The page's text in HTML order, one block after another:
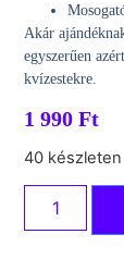
Akár
egyszerűen
kvízestekre.
1 990Ft
40 készleten